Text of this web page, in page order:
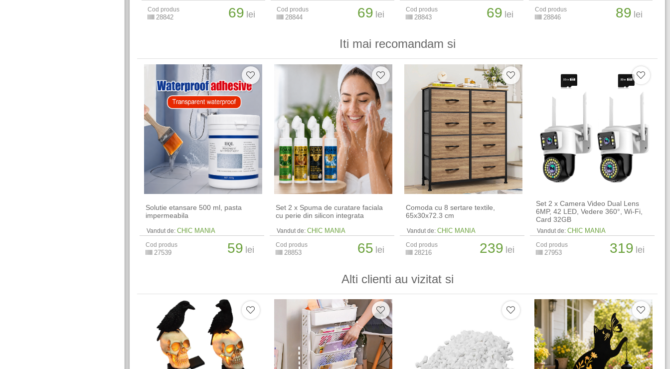
Cod produs
28842 69 lei Cod produs
28844 69 lei Cod produs
28843 69 lei Cod produs
28846 89 lei
Iti mai recomandam si
Solutie etansare 500 ml, pasta
impermeabila
Vandut de: CHIC MANIA
Cod produs
27539 59 lei
Set 2 x Spuma de curatare faciala
cu perie din silicon integrata
Vandut de: CHIC MANIA
Cod produs
28853 65 lei
Comoda cu 8 sertare textile,
65x30x72.3 cm
Vandut de: CHIC MANIA
Cod produs
28216 239 lei
Set 2 x Camera Video Dual Lens
6MP, 42 LED, Vedere 360°, Wi-Fi,
Card 32GB
Vandut de: CHIC MANIA
Cod produs
27953 319 lei
Alti clienti au vizitat si